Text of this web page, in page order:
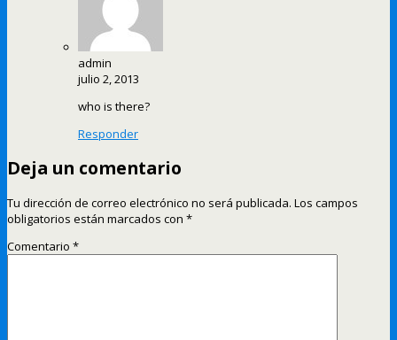
admin
julio 2, 2013
who is there?
Responder
Deja un comentario
Tu dirección de correo electrónico no será publicada. Los campos
obligatorios están marcados con *
Comentario *